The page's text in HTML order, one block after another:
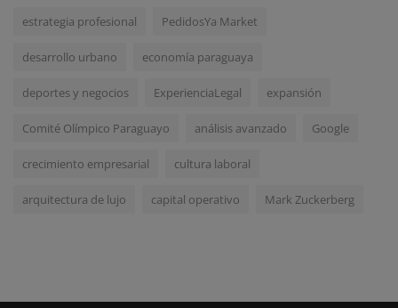
estrategia profesional PedidosYa Market
desarrollo urbano economía paraguaya
deportes y negocios ExperienciaLegal expansión
Comité Olímpico Paraguayo análisis avanzado Google
crecimiento empresarial cultura laboral
arquitectura de lujo capital operativo Mark Zuckerberg